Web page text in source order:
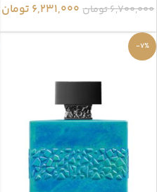
6,700,000تومان 6,231,000 تومان
-7%